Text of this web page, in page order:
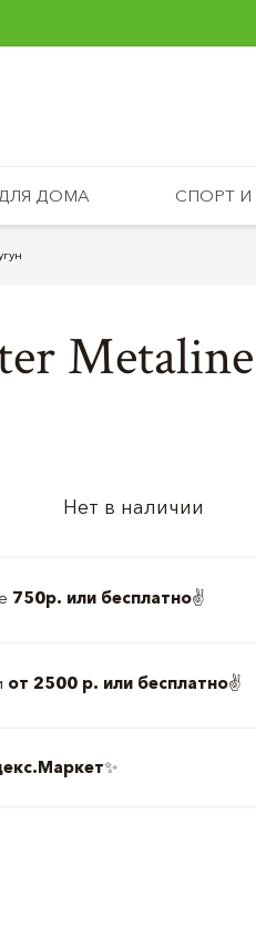
ДОМА СПОРТ
Нет в наличии
750р. или бесплатно✌️
от 2500 р. или бесплатно✌️
✨